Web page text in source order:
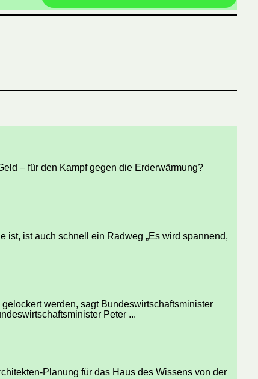
– für den Kampf gegen die Erderwärmung?
ist, ist auch schnell ein Radweg „Es wird spannend,
werden, sagt Bundeswirtschaftsminister
Peter ...
Planung für das Haus des Wissens von der